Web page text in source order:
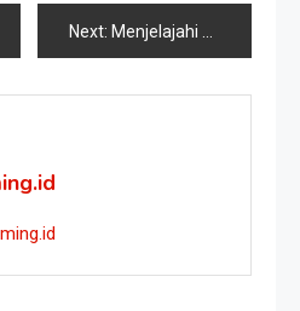
Next: Menjelajahi Peningkatan Modpack Minecraft yang Lebih Baik